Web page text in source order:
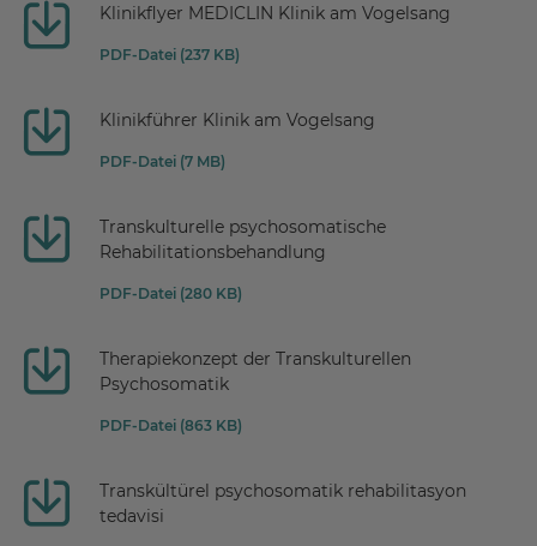
Klinikflyer MEDICLIN Klinik am Vogelsang
PDF-Datei (237 KB)
Klinikführer Klinik am Vogelsang
PDF-Datei (7 MB)
Transkulturelle psychosomatische
Rehabilitationsbehandlung
PDF-Datei (280 KB)
Therapiekonzept der Transkulturellen
Psychosomatik
PDF-Datei (863 KB)
Transkültürel psychosomatik rehabilitasyon
tedavisi